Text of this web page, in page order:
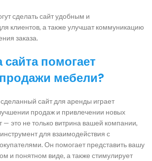
сделать сайт удобным и
клиентов, а также улучшат коммуникацию
заказа.
сайта помогает
мебели?
сайт для аренды играет
продаж и привлечении новых
— это не только витрина вашей компании,
для взаимодействия с
Он помогает представить вашу
и понятном виде, а также стимулирует